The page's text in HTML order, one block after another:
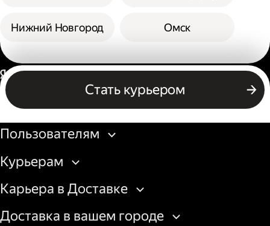
Нижний Новгород Омск
Стать курьером
Россия
Бизнесу
Пользователям
Курьерам
Карьера в Доставке
Доставка в вашем городе